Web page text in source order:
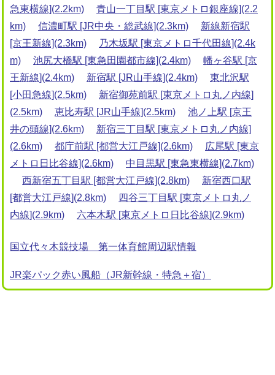
急東横線](2.2km)
青山一丁目駅 [東京メトロ銀座線](2.2
km)
信濃町駅 [JR中央・総武線](2.3km)
新線新宿駅
[京王新線](2.3km)
乃木坂駅 [東京メトロ千代田線](2.4k
m)
池尻大橋駅 [東急田園都市線](2.4km)
幡ヶ谷駅 [京
王新線](2.4km)
新宿駅 [JR山手線](2.4km)
東北沢駅
[小田急線](2.5km)
新宿御苑前駅 [東京メトロ丸ノ内線]
(2.5km)
恵比寿駅 [JR山手線](2.5km)
池ノ上駅 [京王
井の頭線](2.6km)
新宿三丁目駅 [東京メトロ丸ノ内線]
(2.6km)
都庁前駅 [都営大江戸線](2.6km)
広尾駅 [東京
メトロ日比谷線](2.6km)
中目黒駅 [東急東横線](2.7km)
西新宿五丁目駅 [都営大江戸線](2.8km)
新宿西口駅
[都営大江戸線](2.8km)
四谷三丁目駅 [東京メトロ丸ノ
内線](2.9km)
六本木駅 [東京メトロ日比谷線](2.9km)
国立代々木競技場 第一体育館周辺駅情報
JR楽パック赤い風船（JR新幹線・特急＋宿）